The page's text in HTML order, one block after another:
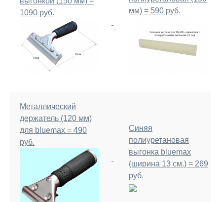
1090 руб.
мм) = 590 руб.
Металлический
держатель (120 мм)
для bluemax = 490
руб.
Синяя
полиуретановая
выгонка bluemax
(ширина 13 см.) = 269
руб.